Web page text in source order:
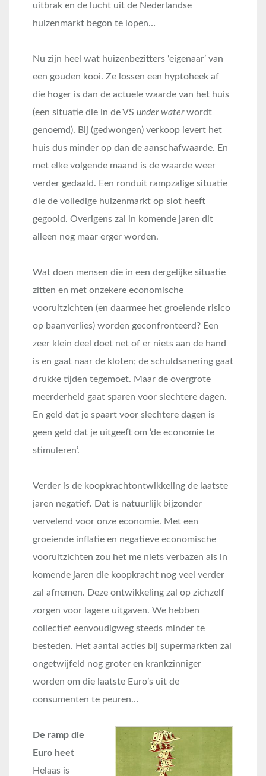
uitbrak en de lucht uit de Nederlandse
huizenmarkt begon te lopen…
Nu zijn heel wat huizenbezitters ‘eigenaar’ van
een gouden kooi. Ze lossen een hyptoheek af
die hoger is dan de actuele waarde van het huis
(een situatie die in de VS under waterwordt
genoemd). Bij (gedwongen) verkoop levert het
huis dus minder op dan de aanschafwaarde. En
met elke volgende maand is de waarde weer
verder gedaald. Een ronduit rampzalige situatie
die de volledige huizenmarkt op slot heeft
gegooid. Overigens zal in komende jaren dit
alleen nog maar erger worden.
Wat doen mensen die in een dergelijke situatie
zitten en met onzekere economische
vooruitzichten (en daarmee het groeiende risico
op baanverlies) worden geconfronteerd? Een
zeer klein deel doet net of er niets aan de hand
is en gaat naar de kloten; de schuldsanering gaat
drukke tijden tegemoet. Maar de overgrote
meerderheid gaat sparen voor slechtere dagen.
En geld dat je spaart voor slechtere dagen is
geen geld dat je uitgeeft om ‘de economie te
stimuleren’.
Verder is de koopkrachtontwikkeling de laatste
jaren negatief. Dat is natuurlijk bijzonder
vervelend voor onze economie. Met een
groeiende inflatie en negatieve economische
vooruitzichten zou het me niets verbazen als in
komende jaren die koopkracht nog veel verder
zal afnemen. Deze ontwikkeling zal op zichzelf
zorgen voor lagere uitgaven. We hebben
collectief eenvoudigweg steeds minder te
besteden. Het aantal acties bij supermarkten zal
ongetwijfeld nog groter en krankzinniger
worden om die laatste Euro’s uit de
consumenten te peuren…
De ramp die
Euro heet
Helaas is